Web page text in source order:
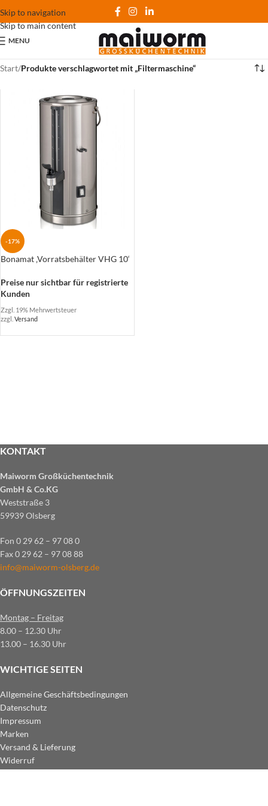
Skip to navigation
Skip to main content
MENU
Start/Produkte verschlagwortet mit „Filtermaschine“
-17%
Bonamat ‚Vorratsbehälter VHG 10‘
Preise nur sichtbar für registrierte
Kunden
Zzgl. 19% Mehrwertsteuer
zzgl. Versand
KONTAKT
Maiworm Großküchentechnik
GmbH & Co.KG
Weststraße 3
59939 Olsberg
Fon 0 29 62 – 97 08 0
Fax 0 29 62 – 97 08 88
info@maiworm-olsberg.de
ÖFFNUNGSZEITEN
Montag – Freitag
8.00 – 12.30 Uhr
13.00 – 16.30 Uhr
WICHTIGE SEITEN
Allgemeine Geschäftsbedingungen
Datenschutz
Impressum
Marken
Versand & Lieferung
Widerruf